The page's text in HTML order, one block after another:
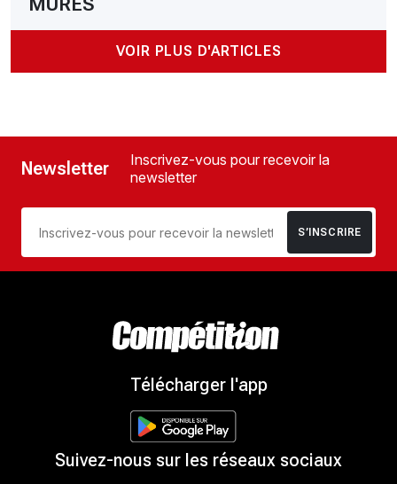
VOIR PLUS D'ARTICLES
Newsletter
Inscrivez-vous pour recevoir la
newsletter
S’INSCRIRE
Télécharger l'app
Suivez-nous sur les réseaux sociaux